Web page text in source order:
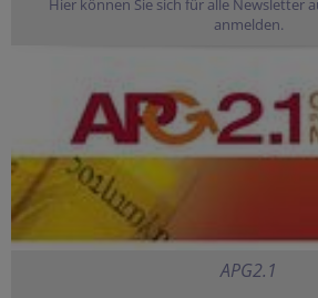
Hier können Sie sich für alle Newsletter
anmelden.
APG2.1